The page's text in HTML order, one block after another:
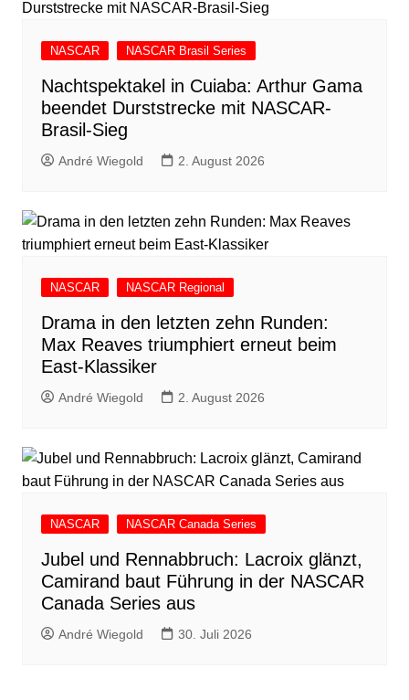
NASCAR NASCAR Brasil Series
Nachtspektakel in Cuiaba: Arthur Gama
beendet Durststrecke mit NASCAR-
Brasil-Sieg
André Wiegold 2. August 2026
NASCAR NASCAR Regional
Drama in den letzten zehn Runden:
Max Reaves triumphiert erneut beim
East-Klassiker
André Wiegold 2. August 2026
NASCAR NASCAR Canada Series
Jubel und Rennabbruch: Lacroix glänzt,
Camirand baut Führung in der NASCAR
Canada Series aus
André Wiegold 30. Juli 2026